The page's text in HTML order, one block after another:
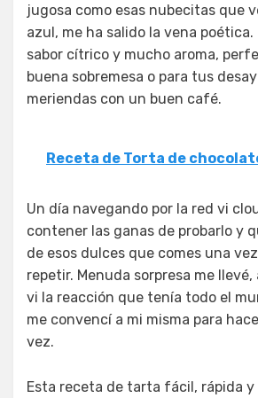
jugosa como esas nubecitas que
azul, me ha salido la vena
sabor cítrico y mucho aroma,
buena sobremesa o para tus
meriendas con un buen café.
Receta de Torta de
Un día navegando por la red vi
contener las ganas de probarlo y
de esos dulces que comes una
repetir. Menuda sorpresa me
vi la reacción que tenía todo el
me convencí a mi misma para
vez.
Esta receta de tarta fácil, rápida y